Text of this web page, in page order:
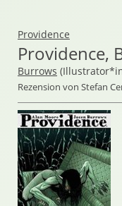
Providence
Providence,
Burrows
Rezension von Stefan